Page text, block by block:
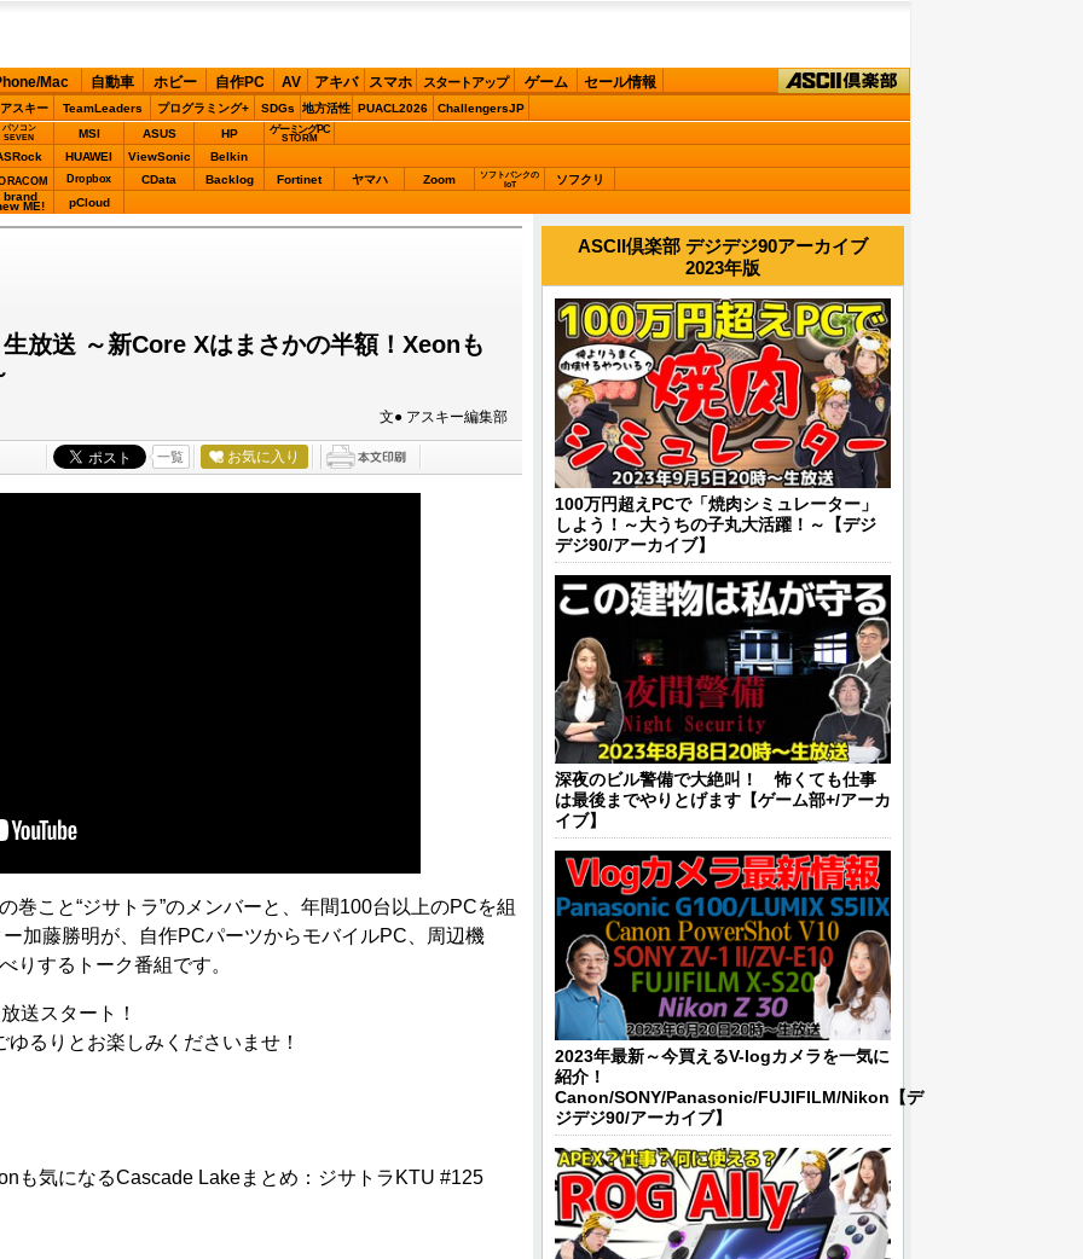
Mac 自動車 ホビー 自作PC AV アキバ スマホ スタートアップ ゲーム セール情報
スキー TeamLeaders プログラミング+ SDGs 地方活性 PUACL2026 ChallengersJP
パソコン
SEVEN
MSI ASUS HP ゲーミングPC
STORM
HUAWEI ViewSonic Belkin
Dropbox CData Backlog Fortinet ヤマハ Zoom
ソフトバンクの
IoT
ソフクリ
brand
ME! pCloud
放送 ～新Core Xはまさかの半額！Xeonも
文● アスキー編集部
一覧 お気に入り
こと“ジサトラ”のメンバーと、年間100台以上のPCを組
加藤勝明が、自作PCパーツからモバイルPC、周辺機
りするトーク番組です。
送スタート！
るりとお楽しみくださいませ！
も気になるCascade Lakeまとめ：ジサトラKTU #125
ASCII倶楽部 デジデジ90アーカイブ
2023年版
100万円超えPCで「焼肉シミュレーター」
しよう！～大うちの子丸大活躍！～【デジ
デジ90/アーカイブ】
深夜のビル警備で大絶叫！ 怖くても仕事
は最後までやりとげます【ゲーム部+/アーカ
イブ】
2023年最新～今買えるV-logカメラを一気に
紹介！
Canon/SONY/Panasonic/FUJIFILM/Nikon【デ
ジデジ90/アーカイブ】